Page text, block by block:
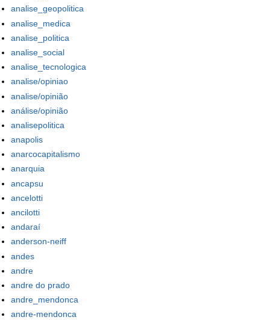
analise_geopolitica
analise_medica
analise_politica
analise_social
analise_tecnologica
analise/opiniao
analise/opinião
análise/opinião
analisepolitica
anapolis
anarcocapitalismo
anarquia
ancapsu
ancelotti
ancilotti
andaraí
anderson-neiff
andes
andre
andre do prado
andre_mendonca
andre-mendonca